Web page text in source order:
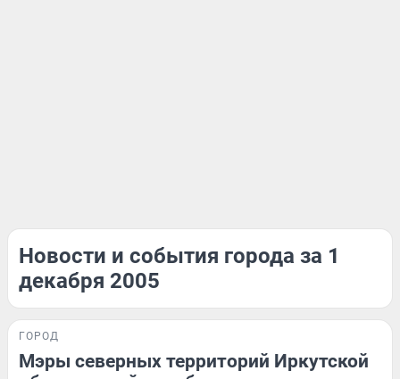
Новости и события города за 1
декабря 2005
ГОРОД
Мэры северных территорий Иркутской